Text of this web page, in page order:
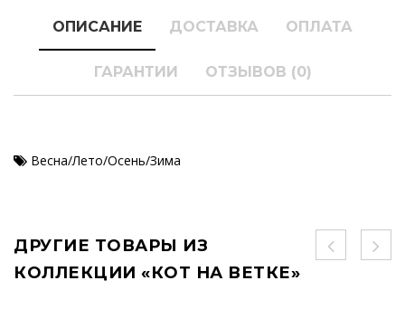
ОПИСАНИЕ ДОСТАВКА ОПЛАТА
ГАРАНТИИ ОТЗЫВОВ (0)
Весна/Лето/Осень/Зима
ДРУГИЕ ТОВАРЫ ИЗ
КОЛЛЕКЦИИ «КОТ НА ВЕТКЕ»